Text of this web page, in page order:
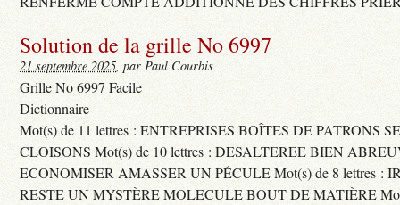
Solution de la grille No 6997
21 septembre 2025, par Paul Courbis
Grille No 6997 Facile
Dictionnaire
Mot(s) de 11 lettres : ENTREPRISES BOÎTES DE PATRONS
CLOISONS Mot(s) de 10 lettres : DESALTEREE BIEN
ECONOMISER AMASSER UN PÉCULE Mot(s) de 8 lettres :
RESTE UN MYSTÈRE MOLECULE BOUT DE MATIÈRE